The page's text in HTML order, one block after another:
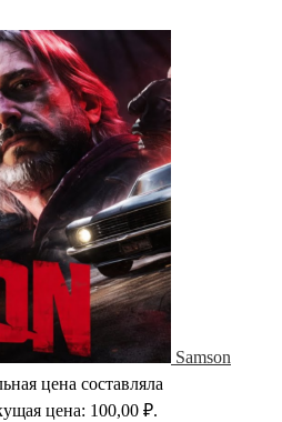
Samson
цена составляла
цена: 100,00 ₽.